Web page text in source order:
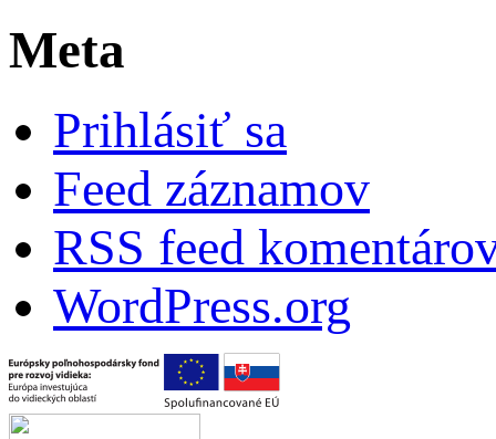
Meta
Prihlásiť sa
Feed záznamov
RSS feed
WordPress.org